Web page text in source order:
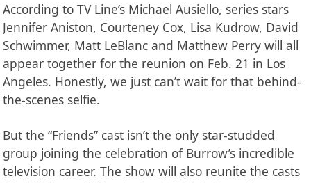
According to TV Line’s Michael Ausiello, series stars
Jennifer Aniston, Courteney Cox, Lisa Kudrow, David
Schwimmer, Matt LeBlanc and Matthew Perry will all
appear together for the reunion on Feb. 21 in Los
Angeles. Honestly, we just can’t wait for that behind-
the-scenes selfie.
But the “Friends” cast isn’t the only star-studded
group joining the celebration of Burrow’s incredible
television career. The show will also reunite the casts